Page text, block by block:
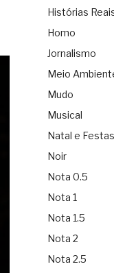
Histórias
Homo
Jornalismo
Meio
Mudo
Musical
Natal e Festas
Noir
Nota 0.5
Nota 1
Nota 1.5
Nota 2
Nota 2.5